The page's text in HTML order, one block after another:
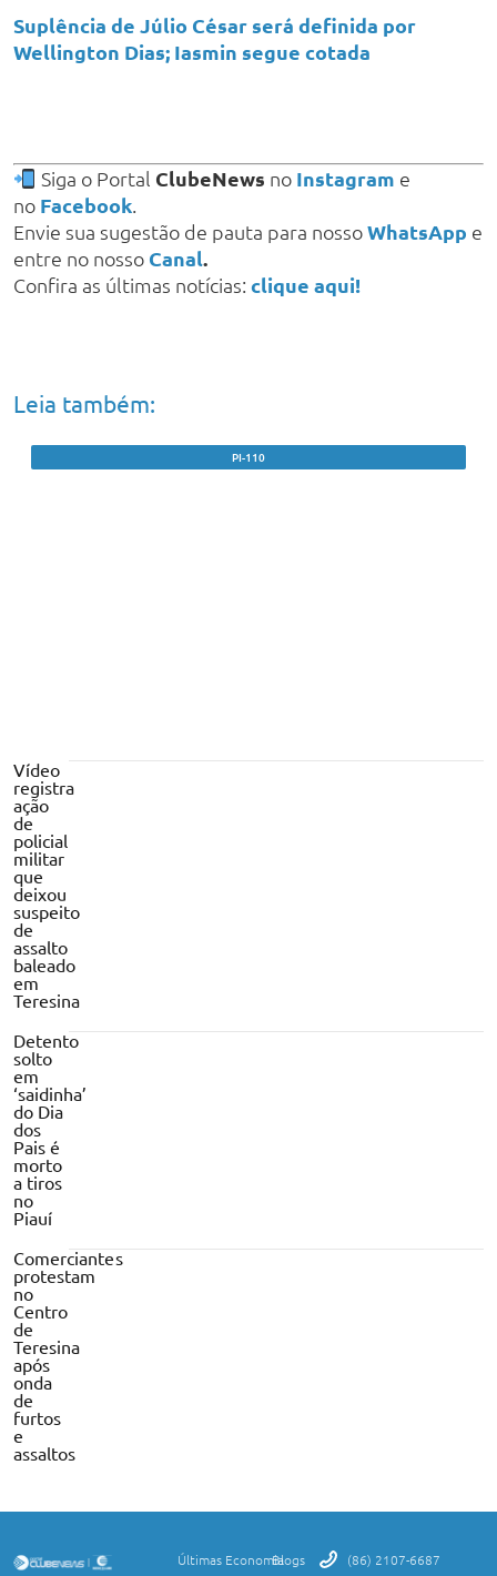
Suplência de Júlio César será definida por
Wellington Dias; Iasmin segue cotada
Siga o Portal ClubeNews no Instagram e
no Facebook.
Envie sua sugestão de pauta para nossoWhatsApp e
entre no nosso Canal.
Confira as últimas notícias: clique aqui!
Leia também:
PI-110
Vídeo
registra
ação
de
policial
militar
que
deixou
suspeito
de
assalto
baleado
em
Teresina
Detento
solto
em
‘saidinha’
do Dia
dos
Pais é
morto
a tiros
no
Piauí
Comerciantes
protestam
no
Centro
de
Teresina
após
onda
de
furtos
e
assaltos
Últimas EconomiaBlogs (86) 2107-6687